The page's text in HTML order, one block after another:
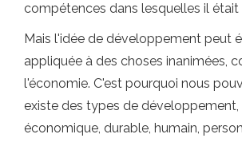
compétences dans lesquelles il était
Mais l'idée de développement peut
appliquée à des choses inanimées,
l'économie. C'est pourquoi nous
existe des types de développement,
économique, durable, humain,